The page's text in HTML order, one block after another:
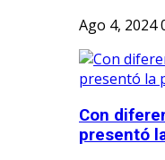
Ago 4, 2024
Con
presentó